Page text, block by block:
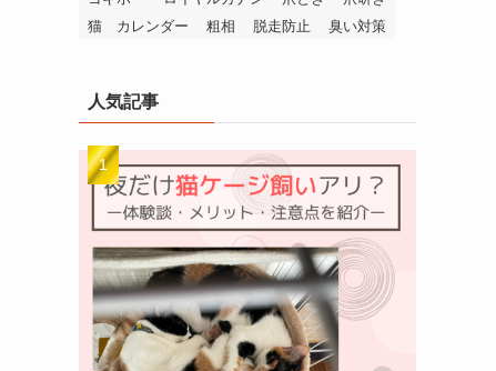
猫 カレンダー
粗相 脱走防止 臭い対策
人気記事